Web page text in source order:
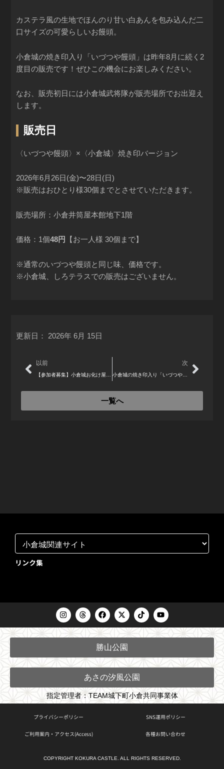
カステラ風の生地でほんのり甘い白あんを包み込んだ二
口サイズの可愛らしいお饅頭。
小倉城の焼き印入り「いづつや饅頭」は昨年8月に続く2
度目の販売です！ぜひこの機会にお楽しみください。
なお、販売初日には小倉城武将隊が販売場所でお出迎え
します。
販売日
〈いづつや饅頭〉×〈小倉城〉焼き印バージョン
2026年6月26日(金)〜28日(日)
※販売はおひとり様30個までとさせていただきます。
販売場所：小倉井筒屋本館地下1階
価格：1個48円 【お一人様 30個まで】
※通常のいづつや饅頭と同じ味、価格です。
※小倉城、しろテラスでの販売はございません。
更新日： 2026年 6月 15日
Prev
以前
【参加者募集】小倉城お化け屋敷～小倉城に眠る五つの記憶～開催！【2025年8月】
次
小倉城の焼き印入り「いづつや饅頭」が登場 8月29日（金）より3日間限定販売
Next
一覧へ
リンク集
I
n
s
r
T
h
r
s
F
a
c
o
o
k
X
-
t
t
t
e
T
i
k
Y
o
u
e
勝山公園
あさの汐風公園
指定管理者：TEAM城下町小倉共同事業体
プライバシーポリシー SNS運用ポリシー
ご利用案内・アクセス(Access) 各種お問い合わせ
COPYRIGHT KOKURA CASTLE. ALL RIGHTS RESERVED.